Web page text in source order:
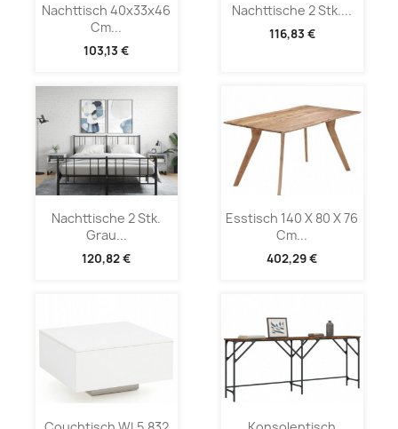
Nachttisch 40x33x46
Cm...
103,13 €
Nachttische 2 Stk....
116,83 €
Nachttische 2 Stk.
Grau...
120,82 €
Esstisch 140 X 80 X 76
Cm...
402,29 €